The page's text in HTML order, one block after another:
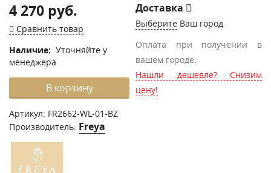
4 270 руб.
Сравнить товар
Наличие: Уточняйте у
менеджера
В корзину
Артикул: FR2662-WL-01-BZ
Производитель: Freya
Доставка
Выберите Ваш город
Оплата при получении в
вашем городе.
Нашли дешевле? Снизим
цену!